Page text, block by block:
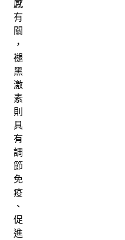
感
有
關
，
褪
黑
激
素
則
具
有
調
節
免
疫
、
促
進